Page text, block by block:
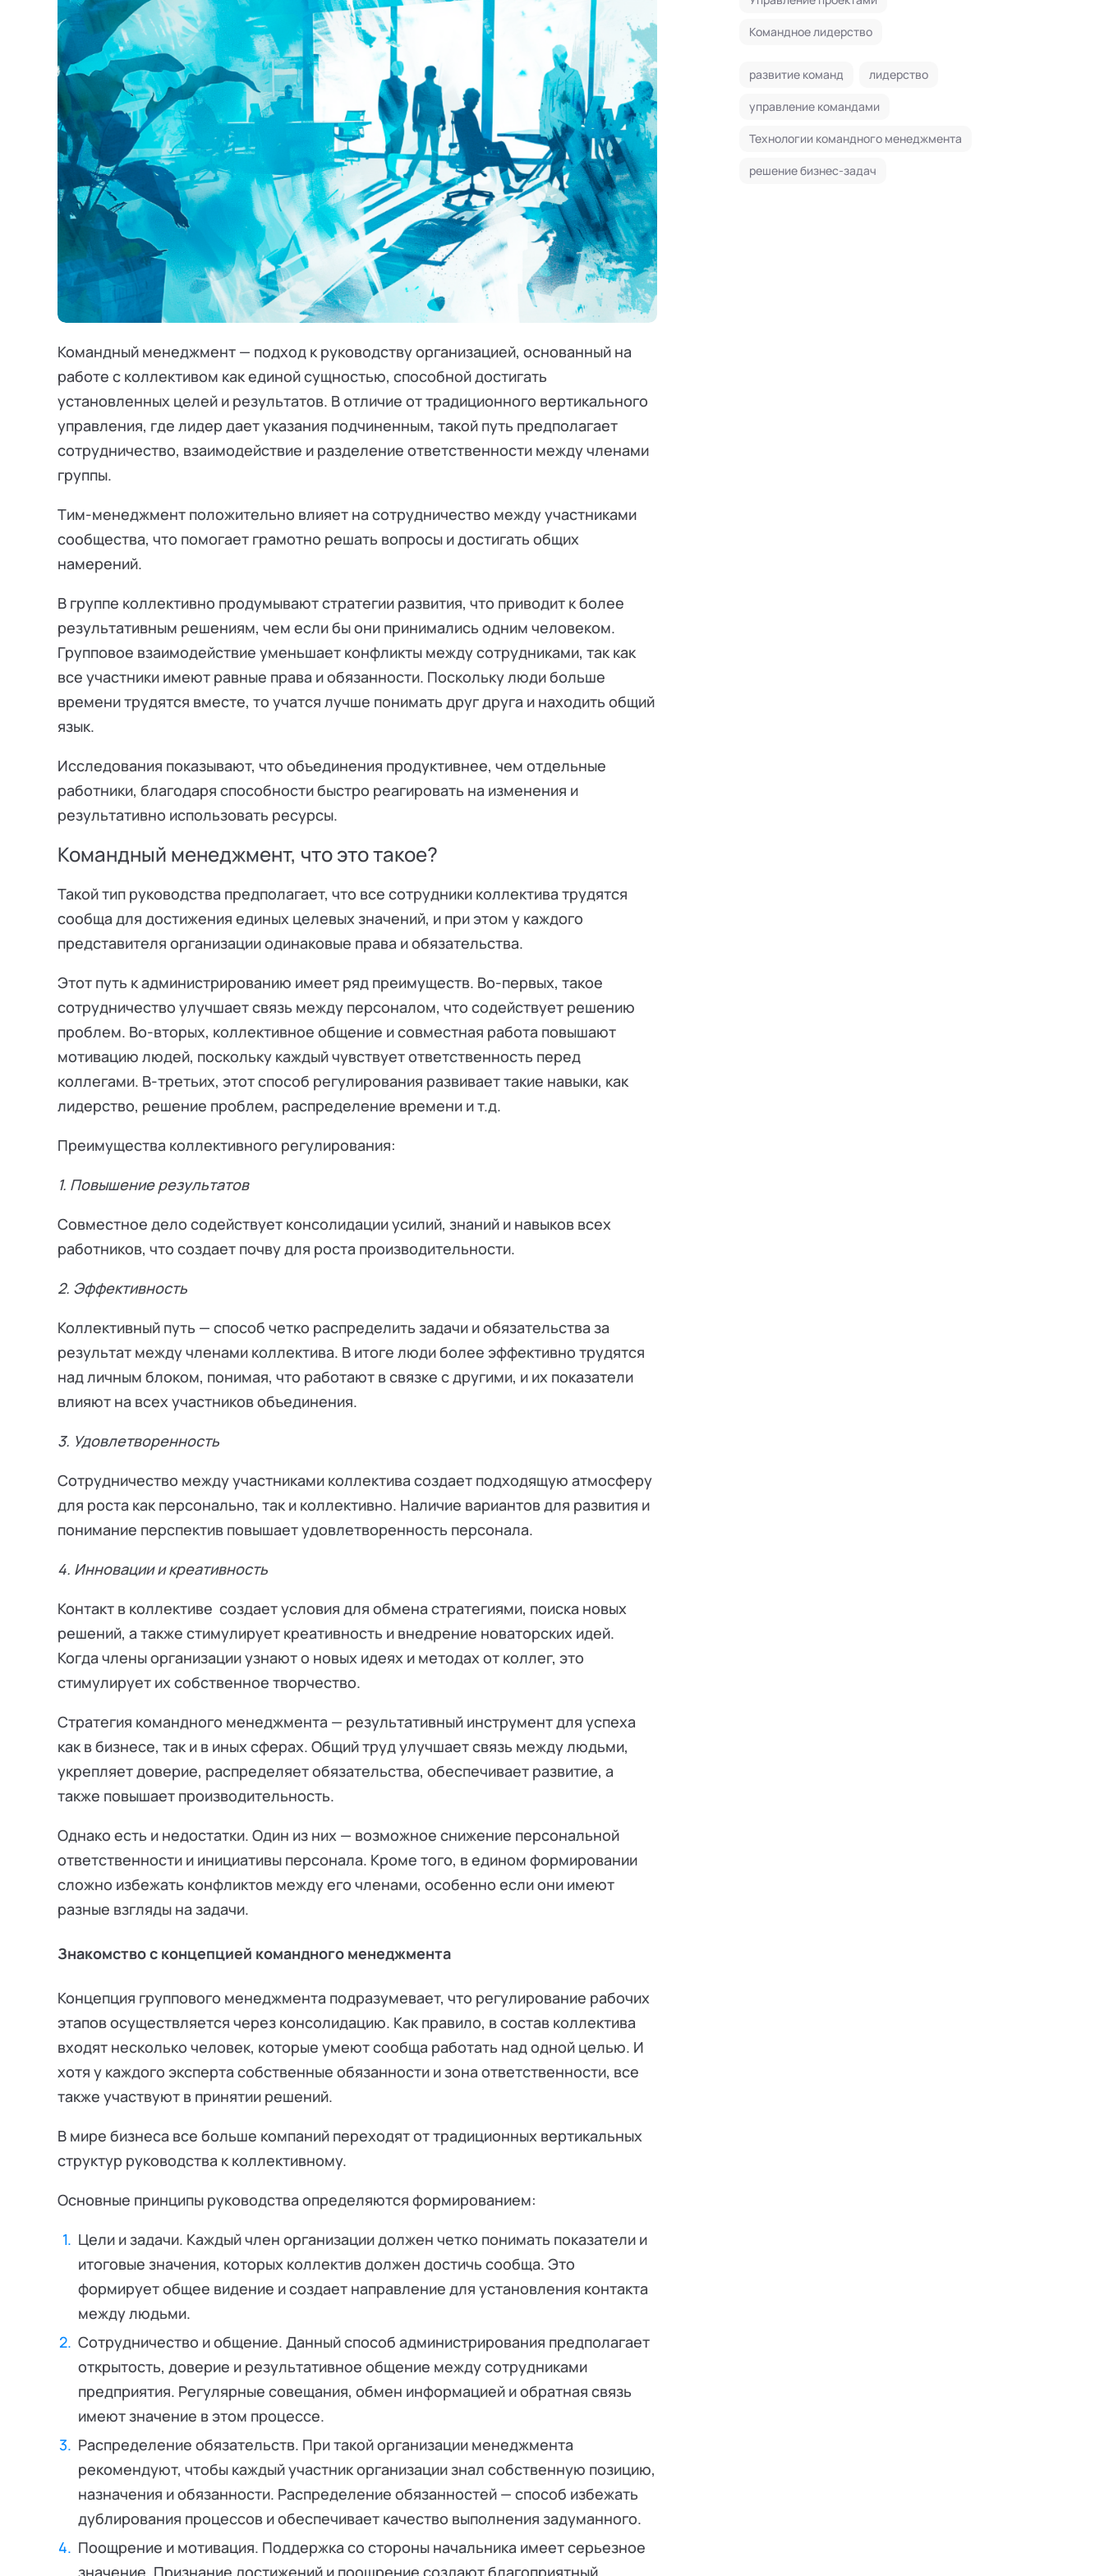
Командное лидерство
развитие команд лидерство
управление командами
Технологии командного менеджмента
решение бизнес-задач
Командный менеджмент — подход к руководству организацией, основанный на
работе с коллективом как единой сущностью, способной достигать
установленных целей и результатов. В отличие от традиционного вертикального
управления, где лидер дает указания подчиненным, такой путь предполагает
сотрудничество, взаимодействие и разделение ответственности между членами
группы.
Тим-менеджмент положительно влияет на сотрудничество между участниками
сообщества, что помогает грамотно решать вопросы и достигать общих
намерений.
В группе коллективно продумывают стратегии развития, что приводит к более
результативным решениям, чем если бы они принимались одним человеком.
Групповое взаимодействие уменьшает конфликты между сотрудниками, так как
все участники имеют равные права и обязанности. Поскольку люди больше
времени трудятся вместе, то учатся лучше понимать друг друга и находить общий
язык.
Исследования показывают, что объединения продуктивнее, чем отдельные
работники, благодаря способности быстро реагировать на изменения и
результативно использовать ресурсы.
Командный менеджмент, что это такое?
Такой тип руководства предполагает, что все сотрудники коллектива трудятся
сообща для достижения единых целевых значений, и при этом у каждого
представителя организации одинаковые права и обязательства.
Этот путь к администрированию имеет ряд преимуществ. Во-первых, такое
сотрудничество улучшает связь между персоналом, что содействует решению
проблем. Во-вторых, коллективное общение и совместная работа повышают
мотивацию людей, поскольку каждый чувствует ответственность перед
коллегами. В-третьих, этот способ регулирования развивает такие навыки, как
лидерство, решение проблем, распределение времени и т.д.
Преимущества коллективного регулирования:
1. Повышение результатов
Совместное дело содействует консолидации усилий, знаний и навыков всех
работников, что создает почву для роста производительности.
2. Эффективность
Коллективный путь — способ четко распределить задачи и обязательства за
результат между членами коллектива. В итоге люди более эффективно трудятся
над личным блоком, понимая, что работают в связке с другими, и их показатели
влияют на всех участников объединения.
3. Удовлетворенность
Сотрудничество между участниками коллектива создает подходящую атмосферу
для роста как персонально, так и коллективно. Наличие вариантов для развития и
понимание перспектив повышает удовлетворенность персонала.
4. Инновации и креативность
Контакт в коллективе создает условия для обмена стратегиями, поиска новых
решений, а также стимулирует креативность и внедрение новаторских идей.
Когда члены организации узнают о новых идеях и методах от коллег, это
стимулирует их собственное творчество.
Стратегия командного менеджмента — результативный инструмент для успеха
как в бизнесе, так и в иных сферах. Общий труд улучшает связь между людьми,
укрепляет доверие, распределяет обязательства, обеспечивает развитие, а
также повышает производительность.
Однако есть и недостатки. Один из них — возможное снижение персональной
ответственности и инициативы персонала. Кроме того, в едином формировании
сложно избежать конфликтов между его членами, особенно если они имеют
разные взгляды на задачи.
Знакомство с концепцией командного менеджмента
Концепция группового менеджмента подразумевает, что регулирование рабочих
этапов осуществляется через консолидацию. Как правило, в состав коллектива
входят несколько человек, которые умеют сообща работать над одной целью. И
хотя у каждого эксперта собственные обязанности и зона ответственности, все
также участвуют в принятии решений.
В мире бизнеса все больше компаний переходят от традиционных вертикальных
структур руководства к коллективному.
Основные принципы руководства определяются формированием:
Цели и задачи. Каждый член организации должен четко понимать показатели и
итоговые значения, которых коллектив должен достичь сообща. Это
формирует общее видение и создает направление для установления контакта
между людьми.
Сотрудничество и общение. Данный способ администрирования предполагает
открытость, доверие и результативное общение между сотрудниками
предприятия. Регулярные совещания, обмен информацией и обратная связь
имеют значение в этом процессе.
Распределение обязательств. При такой организации менеджмента
рекомендуют, чтобы каждый участник организации знал собственную позицию,
назначения и обязанности. Распределение обязанностей — способ избежать
дублирования процессов и обеспечивает качество выполнения задуманного.
Поощрение и мотивация. Поддержка со стороны начальника имеет серьезное
значение. Признание достижений и поощрение создают благоприятный